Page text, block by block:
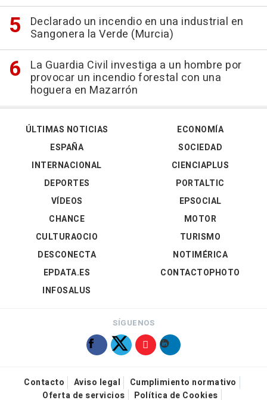
Declarado un incendio en una industrial en
Sangonera la Verde (Murcia)
La Guardia Civil investiga a un hombre por
provocar un incendio forestal con una
hoguera en Mazarrón
ÚLTIMAS NOTICIAS
ESPAÑA
INTERNACIONAL
DEPORTES
VÍDEOS
ECONOMÍA
SOCIEDAD
CIENCIAPLUS
PORTALTIC
EPSOCIAL
CHANCE
CULTURAOCIO
DESCONECTA
EPDATA.ES
INFOSALUS
MOTOR
TURISMO
NOTIMÉRICA
CONTACTOPHOTO
SÍGUENOS
Contacto Aviso legal
Cumplimiento normativo
Oferta de servicios
Política de Cookies